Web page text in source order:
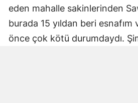
eden mahalle sakinlerinden
burada 15 yıldan beri esnafım
önce çok kötü durumdaydı.